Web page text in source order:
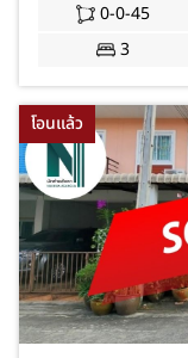
0-0-45
3
โอนแล้ว